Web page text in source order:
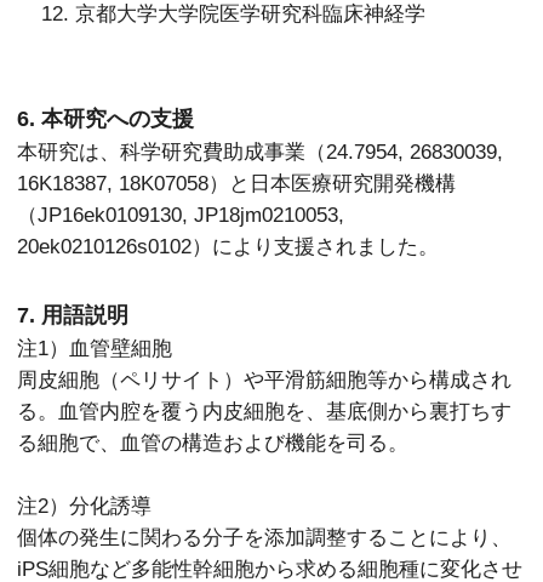
京都大学大学院医学研究科臨床神経学
6. 本研究への支援
本研究は、科学研究費助成事業（24.7954, 26830039,
16K18387, 18K07058）と日本医療研究開発機構
（JP16ek0109130, JP18jm0210053,
20ek0210126s0102）により支援されました。
7. 用語説明
注1）血管壁細胞
周皮細胞（ペリサイト）や平滑筋細胞等から構成され
る。血管内腔を覆う内皮細胞を、基底側から裏打ちす
る細胞で、血管の構造および機能を司る。
注2）分化誘導
個体の発生に関わる分子を添加調整することにより、
iPS細胞など多能性幹細胞から求める細胞種に変化させ